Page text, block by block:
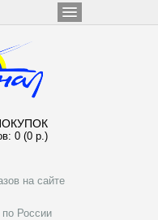
0 (0 р.)
на сайте
России